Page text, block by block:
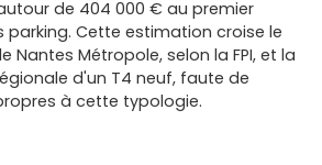
finitions soignées, emplacements
,Pierres & Territoires
: acteurs régionaux bien
connaissance fine des attentes
de 404 000 € au premier
parking. Cette estimation croise le
Nantes Métropole, selon la FPI, et la
d'un T4 neuf, faute de
à cette typologie.